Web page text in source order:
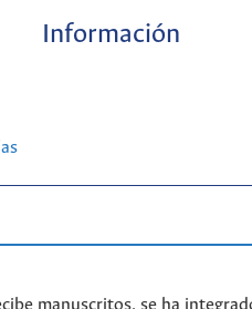
Información
manuscritos, se ha